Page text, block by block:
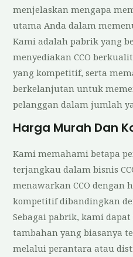
menjelaskan mengapa
utama Anda dalam
Kami adalah pabrik yang
menyediakan CCO
yang kompetitif, serta
berkelanjutan untuk
pelanggan dalam jumlah
Harga Murah Dan
Kami memahami betapa
terjangkau dalam bisnis
menawarkan CCO dengan
kompetitif dibandingkan
Sebagai pabrik, kami
tambahan yang biasanya
melalui perantara atau